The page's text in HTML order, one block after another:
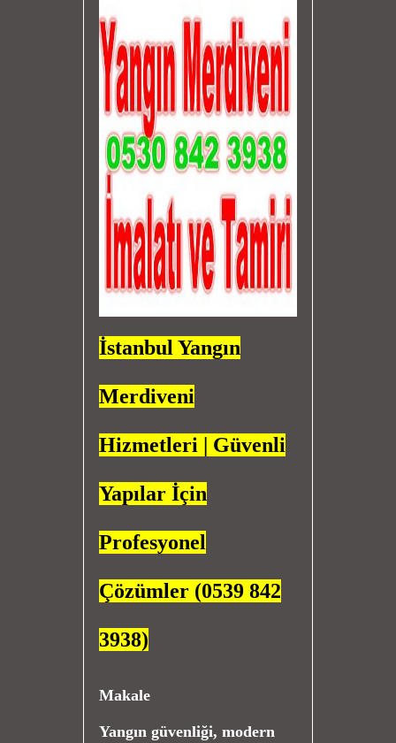
İstanbul Yangın
Merdiveni
Hizmetleri | Güvenli
Yapılar İçin
Profesyonel
Çözümler (0539 842
3938)
Makale
Yangın güvenliği, modern